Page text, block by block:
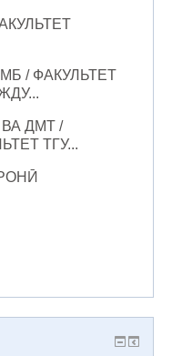
/ ФАКУЛЬТЕТ
ДМТ /
ТГУ...